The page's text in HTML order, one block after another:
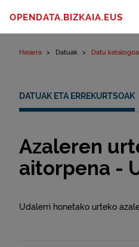
OPENDATA.BIZKAIA.EUS
Hasiera Datuak Datu katalogoa
DATUAK ETA ERREKURTSOAK
Azaleren
aitorpena -
Udalerri honetako urteko